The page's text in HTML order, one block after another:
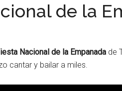
de la
Nacional de la Empanada de
cantar y bailar a miles.